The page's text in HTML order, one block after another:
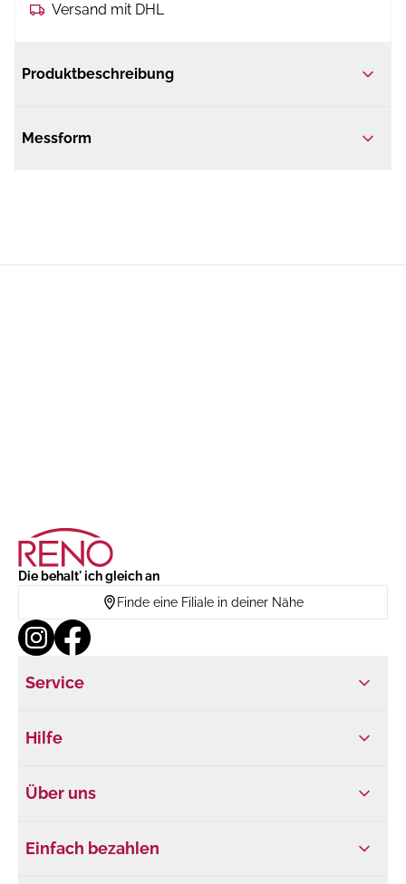
Versand mit DHL
Produktbeschreibung
Messform
Die behalt' ich gleich an
Finde eine Filiale in deiner Nähe
Service
Hilfe
Über uns
Einfach bezahlen